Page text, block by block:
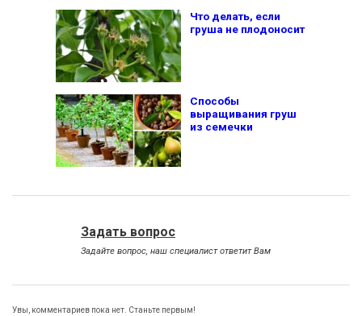
Что делать, если
груша не плодоносит
Способы
выращивания груш
из семечки
Задать вопрос
Задайте вопрос, наш специалист ответит Вам
Увы, комментариев пока нет. Станьте первым!